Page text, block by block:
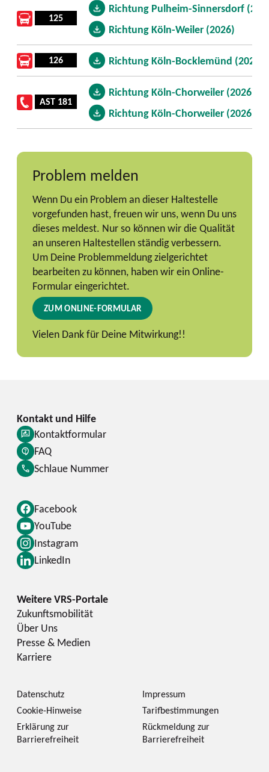
125
Richtung Pulheim-Sinnersdorf
Richtung Köln-Weiler (2026)
126 Richtung Köln-Bocklemünd (2026)
AST 181
Richtung Köln-Chorweiler (2026)
Richtung Köln-Chorweiler (2026)
Problem melden
Wenn Du ein Problem an dieser Haltestelle
vorgefunden hast, freuen wir uns, wenn Du uns
dieses meldest. Nur so können wir die Qualität
an unseren Haltestellen ständig verbessern.
Um Deine Problemmeldung zielgerichtet
bearbeiten zu können, haben wir ein Online-
Formular eingerichtet.
ZUM ONLINE-FORMULAR
Vielen Dank für Deine Mitwirkung!!
Facebook
YouTube
Instagram
LinkedIn
Kontaktformular
FAQ
Schlaue Nummer
Zukunftsmobilität
Über Uns
Presse & Medien
Karriere
Datenschutz
Impressum
Cookie-Hinweise
Tarifbestimmungen
Erklärung zur
Barrierefreiheit
Rückmeldung zur
Barrierefreiheit